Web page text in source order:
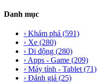
Danh mục
› Khám phá (591)
› Xe (280)
› Di động (280)
› Apps - Game (209)
› Máy tính - Tablet (71)
› Đánh giá (25)